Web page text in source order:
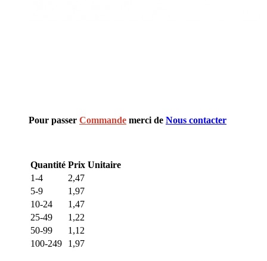
Pour passer Commande merci de Nous contacter
Quantité Prix Unitaire
1-4
2,47
5-9
1,97
10-24
1,47
25-49
1,22
50-99
1,12
100-249
1,97